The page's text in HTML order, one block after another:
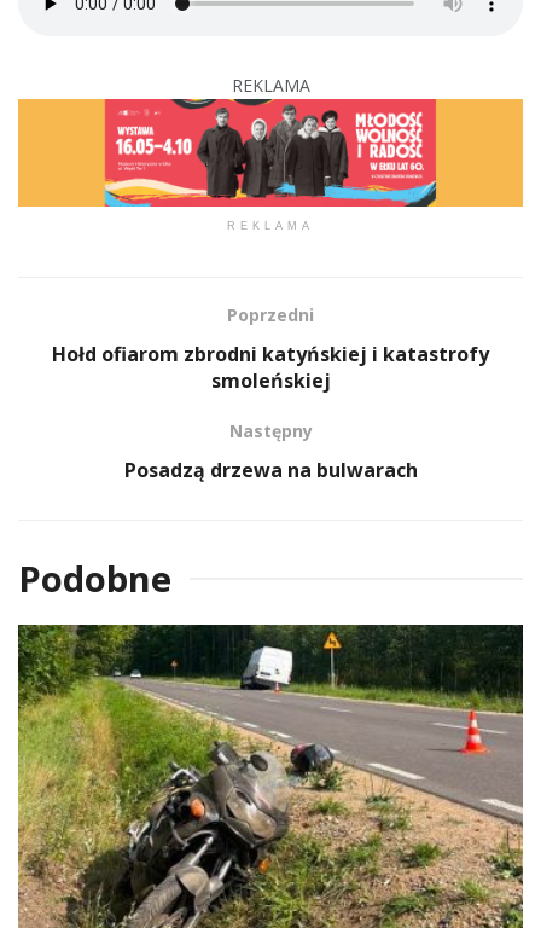
REKLAMA
REKLAMA
Poprzedni
Hołd ofiarom zbrodni katyńskiej i katastrofy
smoleńskiej
Następny
Posadzą drzewa na bulwarach
Podobne